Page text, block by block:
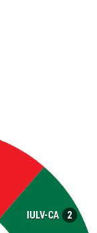
IULV-CA 2